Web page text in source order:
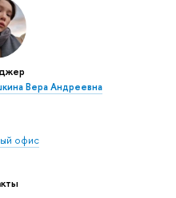
Вера Андреевна
офис